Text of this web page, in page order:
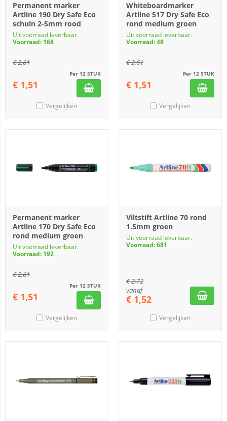
Permanent marker
Artline 190 Dry Safe Eco
schuin 2-5mm rood
Uit voorraad leverbaar.
Voorraad: 168
€2,61
Per 12 STUK
€ 1,51
Vergelijken
Whiteboardmarker
Artline 517 Dry Safe Eco
rond medium groen
Uit voorraad leverbaar.
Voorraad: 48
€2,61
Per 12 STUK
€ 1,51
Vergelijken
Permanent marker
Artline 170 Dry Safe Eco
rond medium groen
Uit voorraad leverbaar.
Voorraad: 192
€2,61
Per 12 STUK
€ 1,51
Vergelijken
Viltstift Artline 70 rond
1.5mm groen
Uit voorraad leverbaar.
Voorraad: 681
€2,72
vanaf
€ 1,52
Vergelijken